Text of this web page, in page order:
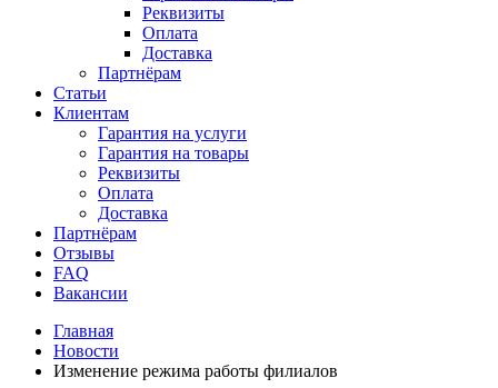
Реквизиты
Оплата
Доставка
Партнёрам
Статьи
Клиентам
Гарантия на услуги
Гарантия на товары
Реквизиты
Оплата
Доставка
Партнёрам
Отзывы
FAQ
Вакансии
Главная
Новости
Изменение режима работы филиалов